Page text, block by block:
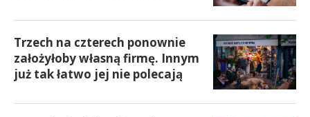
Trzech na czterech ponownie
założyłoby własną firmę. Innym
już tak łatwo jej nie polecają